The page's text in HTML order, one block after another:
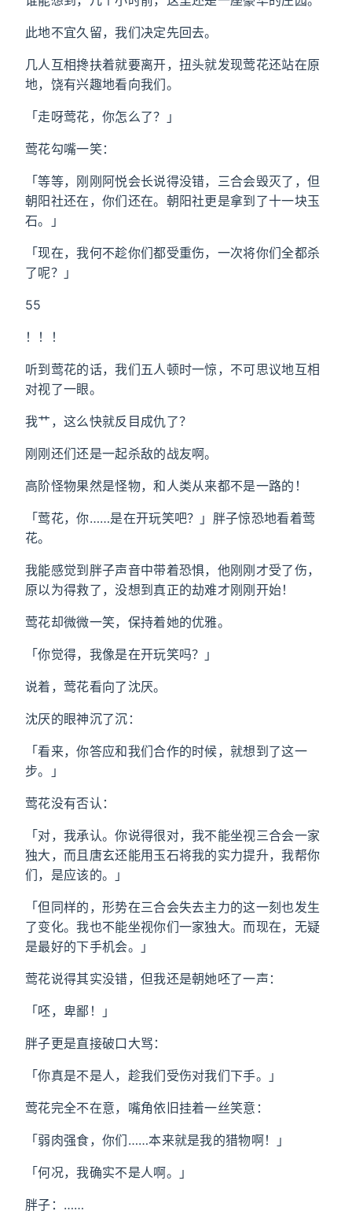
此地不宜久留，我们决定先回去。
几人互相搀扶着就要离开，扭头就发现莺花还站在原
地，饶有兴趣地看向我们。
「走呀莺花，你怎么了？」
莺花勾嘴一笑：
「等等，刚刚阿悦会长说得没错，三合会毁灭了，但
朝阳社还在，你们还在。朝阳社更是拿到了十一块玉
石。」
「现在，我何不趁你们都受重伤，一次将你们全都杀
了呢？」
55
！！！
听到莺花的话，我们五人顿时一惊，不可思议地互相
对视了一眼。
我艹，这么快就反目成仇了？
刚刚还们还是一起杀敌的战友啊。
高阶怪物果然是怪物，和人类从来都不是一路的！
「莺花，你……是在开玩笑吧？」胖子惊恐地看着莺
花。
我能感觉到胖子声音中带着恐惧，他刚刚才受了伤，
原以为得救了，没想到真正的劫难才刚刚开始！
莺花却微微一笑，保持着她的优雅。
「你觉得，我像是在开玩笑吗？」
说着，莺花看向了沈厌。
沈厌的眼神沉了沉：
「看来，你答应和我们合作的时候，就想到了这一
步。」
莺花没有否认：
「对，我承认。你说得很对，我不能坐视三合会一家
独大，而且唐玄还能用玉石将我的实力提升，我帮你
们，是应该的。」
「但同样的，形势在三合会失去主力的这一刻也发生
了变化。我也不能坐视你们一家独大。而现在，无疑
是最好的下手机会。」
莺花说得其实没错，但我还是朝她呸了一声：
「呸，卑鄙！」
胖子更是直接破口大骂：
「你真是不是人，趁我们受伤对我们下手。」
莺花完全不在意，嘴角依旧挂着一丝笑意：
「弱肉强食，你们……本来就是我的猎物啊！」
「何况，我确实不是人啊。」
胖子：……